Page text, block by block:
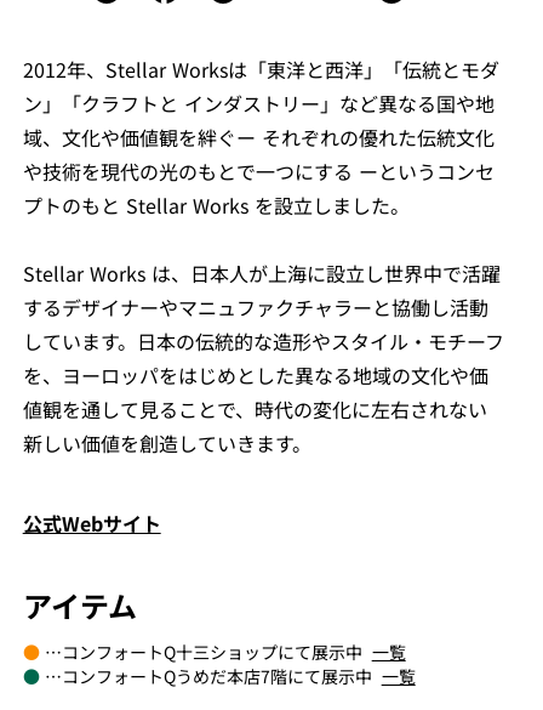
2012年、Stellar Worksは「東洋と西洋」「伝統とモダ
ン」「クラフトと インダストリー」など異なる国や地
域、文化や価値観を絆ぐー それぞれの優れた伝統文化
や技術を現代の光のもとで一つにする ーというコンセ
プトのもと Stellar Works を設立しました。
Stellar Works は、日本人が上海に設立し世界中で活躍
するデザイナーやマニュファクチャラーと協働し活動
しています。日本の伝統的な造形やスタイル・モチーフ
を、ヨーロッパをはじめとした異なる地域の文化や価
値観を通して見ることで、時代の変化に左右されない
新しい価値を創造していきます。
公式Webサイト
アイテム
●…コンフォートQ十三ショップにて展示中 一覧
●…コンフォートQうめだ本店7階にて展示中 一覧